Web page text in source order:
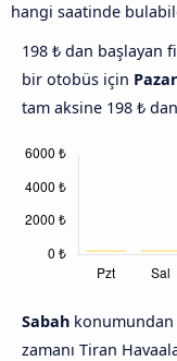
hangi saatinde
198 ₺ dan başlayan
bir otobüs için
tam aksine 198 ₺
Sabah
zamanı Tiran